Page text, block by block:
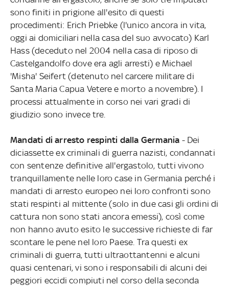
sono finiti in prigione all'esito di questi
procedimenti: Erich Priebke (l'unico ancora in vita,
oggi ai domiciliari nella casa del suo avvocato) Karl
Hass (deceduto nel 2004 nella casa di riposo di
Castelgandolfo dove era agli arresti) e Michael
'Misha' Seifert (detenuto nel carcere militare di
Santa Maria Capua Vetere e morto a novembre). I
processi attualmente in corso nei vari gradi di
giudizio sono invece tre.
Mandati di arresto respinti dalla Germania - Dei
diciassette ex criminali di guerra nazisti, condannati
con sentenze definitive all'ergastolo, tutti vivono
tranquillamente nelle loro case in Germania perché i
mandati di arresto europeo nei loro confronti sono
stati respinti al mittente (solo in due casi gli ordini di
cattura non sono stati ancora emessi), così come
non hanno avuto esito le successive richieste di far
scontare le pene nel loro Paese. Tra questi ex
criminali di guerra, tutti ultraottantenni e alcuni
quasi centenari, vi sono i responsabili di alcuni dei
peggiori eccidi compiuti nel corso della seconda